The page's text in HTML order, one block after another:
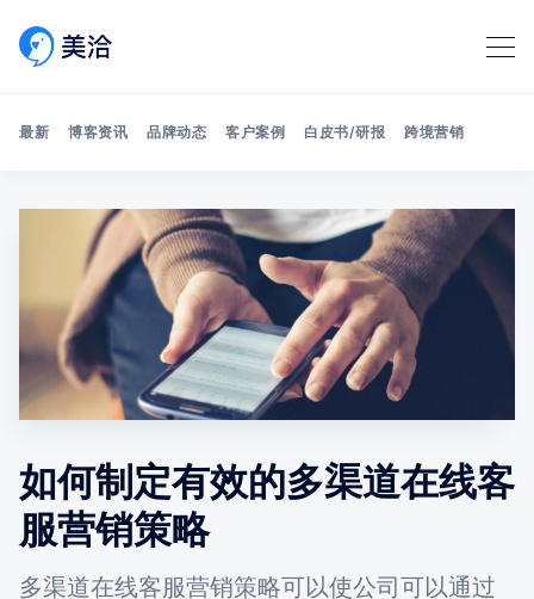
Search 美洽博客
最新 博客资讯 品牌动态 客户案例 白皮书/研报 跨境营销
如何制定有效的多渠道在线客
服营销策略
多渠道在线客服营销策略可以使公司可以通过